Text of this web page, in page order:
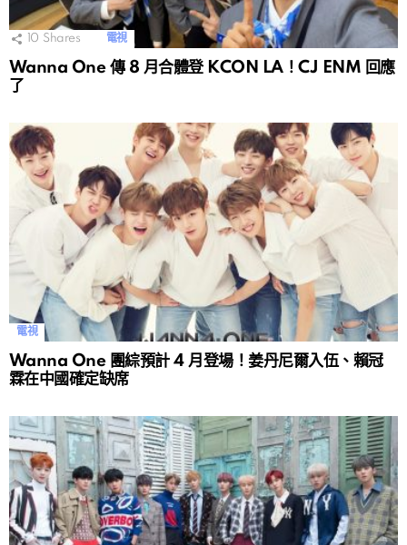
10 Shares 電視
Wanna One 傳 8 月合體登 KCON LA！CJ ENM 回應
了
電視
Wanna One 團綜預計 4 月登場！姜丹尼爾入伍、賴冠
霖在中國確定缺席